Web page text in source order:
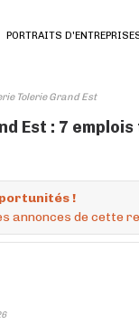
PORTRAITS
Tolerie Grand Est
Est : 7
!
annonces de cette